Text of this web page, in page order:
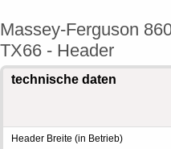
Massey-Ferguson
TX66 - Header
technische daten
Header Breite (in Betrieb)